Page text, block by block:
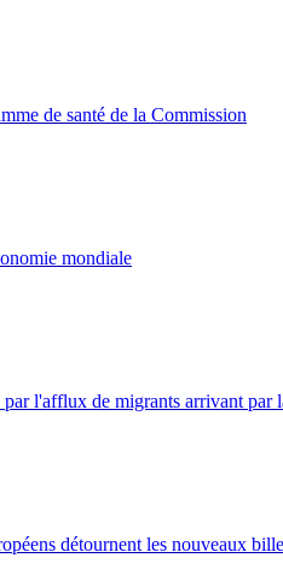
de santé de la Commission
mondiale
par l'afflux de migrants arrivant par
détournent les nouveaux